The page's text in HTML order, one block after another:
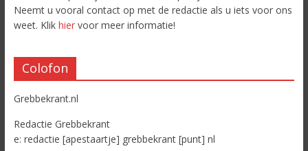
Neemt u vooral contact op met de redactie als u iets voor ons
weet. Klik hiervoor meer informatie!
Colofon
Grebbekrant.nl
Redactie Grebbekrant
e: redactie [apestaartje] grebbekrant [punt] nl